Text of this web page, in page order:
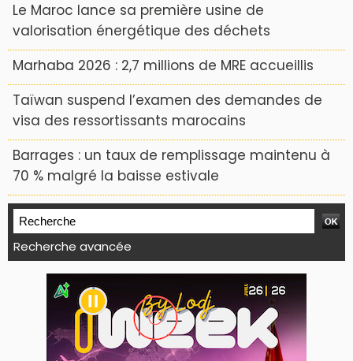
Le Maroc lance sa première usine de
valorisation énergétique des déchets
Marhaba 2026 : 2,7 millions de MRE accueillis
Taïwan suspend l’examen des demandes de
visa des ressortissants marocains
Barrages : un taux de remplissage maintenu à
70 % malgré la baisse estivale
Recherche avancée